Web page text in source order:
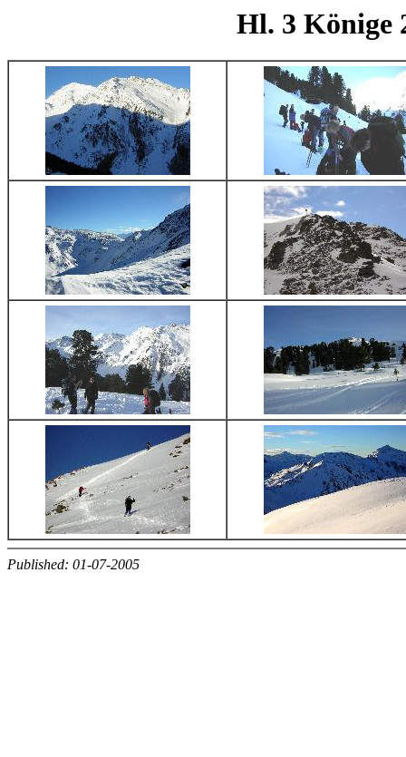
Hl. 3 Könige
Published: 01-07-2005